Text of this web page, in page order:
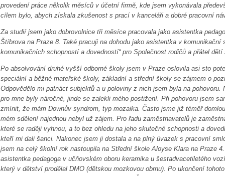
provedení práce několik měsíců v účetní firmě, kde jsem vykonávala
cílem bylo, abych získala zkušenost s prací v kanceláři a dobré pracovní
Za studií jsem jako dobrovolnice tři měsíce pracovala jako asistentka
Štíbrova na Praze 8. Také pracuji na dohodu jako asistentka v komunikační
komunikačních schopností a dovedností“ pro Společnost rodičů a přátel dětí
Po absolvování druhé vyšší odborné školy jsem v Praze oslovila asi sto
speciální a běžné mateřské školy, základní a střední školy se zájmem o
Odpovědělo mi patnáct subjektů a u poloviny z nich jsem byla na pohovoru.
pro mne byly náročné, jinde se zalekli mého postižení. Při pohovoru jsem
zmínit, že mám Downův syndrom, typ mozaika. Často jsme již téměř
mém sdělení najednou nebyl už zájem. Pro řadu zaměstnavatelů je
které se raději vyhnou, a to bez ohledu na jeho skutečné schopnosti a
kteří mi dali šanci. Nakonec jsem ji dostala a na plný úvazek s pracovní
jsem na celý školní rok nastoupila na Střední škole Aloyse Klara na Praze
asistentka pedagoga v učňovském oboru keramika u šestadvacetiletého
který v dětství prodělal DMO (dětskou mozkovou obrnu). Po ukončení